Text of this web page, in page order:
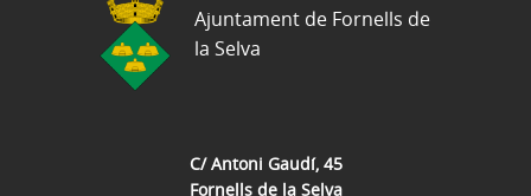
C/ Antoni Gaudí, 45
Fornells de la Selva
Ajuntament de Fornells de
la Selva